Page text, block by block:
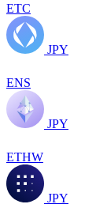
ETC
JPY
ENS
JPY
ETHW
JPY